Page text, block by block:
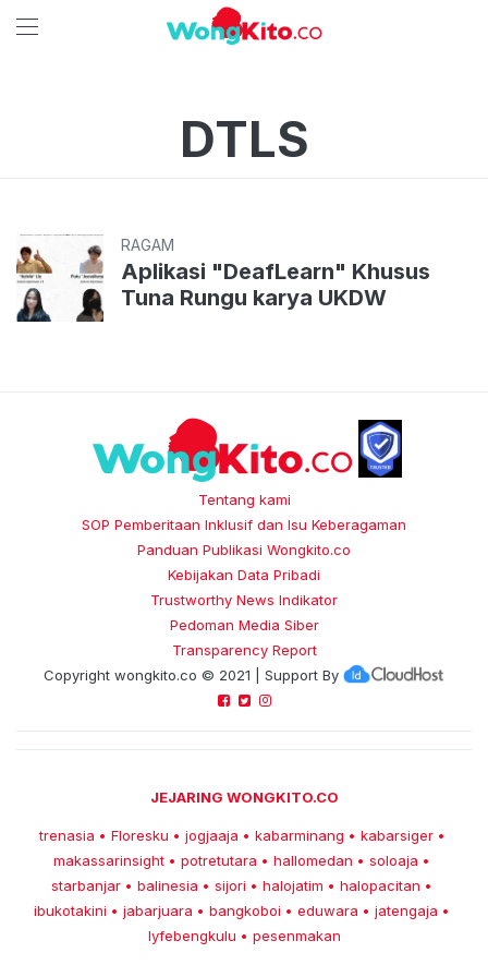
DTLS
RAGAM
Aplikasi "DeafLearn" Khusus
Tuna Rungu karya UKDW
Tentang kami
SOP Pemberitaan Inklusif dan Isu Keberagaman
Panduan Publikasi Wongkito.co
Kebijakan Data Pribadi
Trustworthy News Indikator
Pedoman Media Siber
Transparency Report
Copyright wongkito.co © 2021 | Support By
JEJARING WONGKITO.CO
trenasia • Floresku • jogjaaja • kabarminang • kabarsiger •
makassarinsight • potretutara • hallomedan • soloaja •
starbanjar • balinesia • sijori • halojatim • halopacitan •
ibukotakini • jabarjuara • bangkoboi • eduwara • jatengaja •
lyfebengkulu • pesenmakan